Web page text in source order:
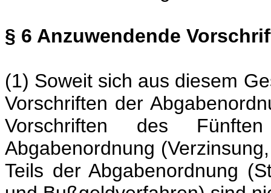
§ 6 Anzuwendende
(1) Soweit sich aus diesem
Vorschriften der
Vorschriften des
Abgabenordnung
Teils der Abgabenordnung